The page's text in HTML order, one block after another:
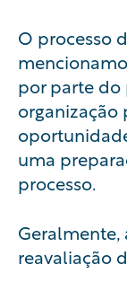
O processo
por parte do
organização
uma
processo.
Geralmente,
reavaliação